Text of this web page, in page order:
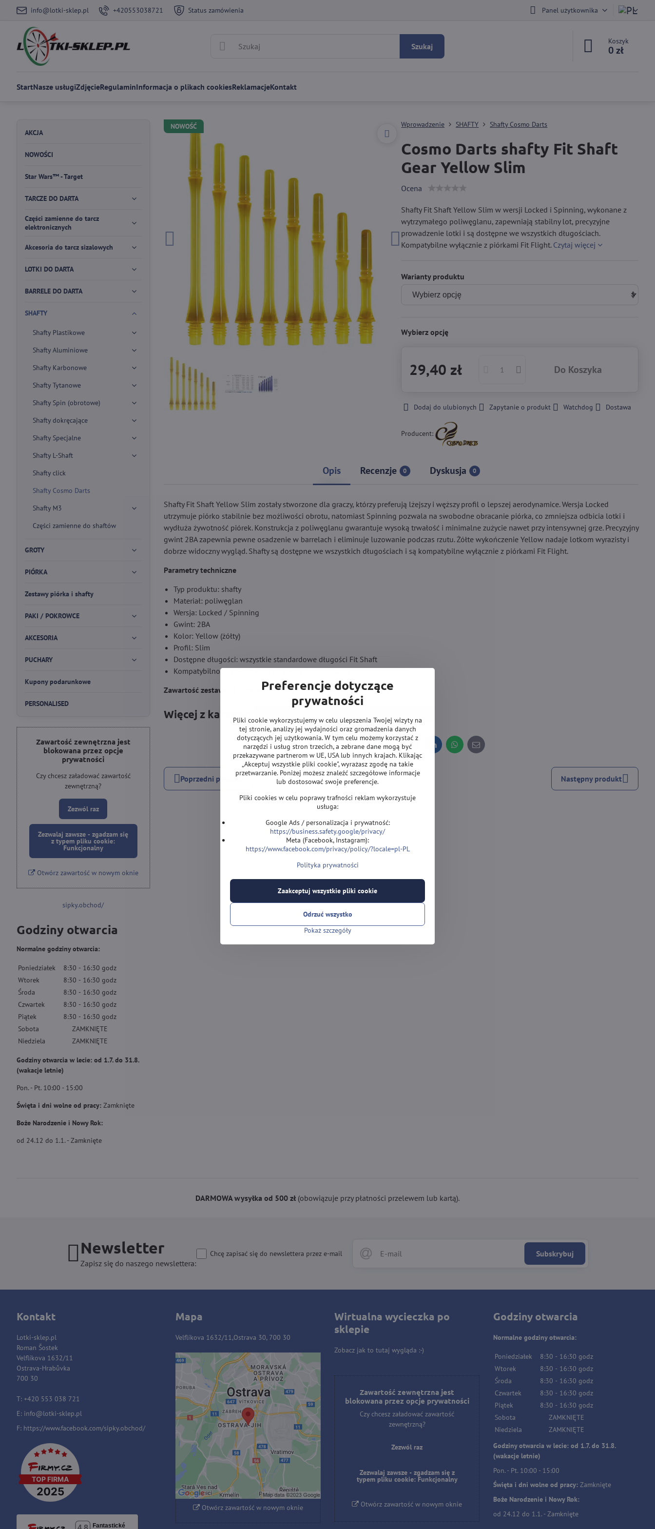
info@lotki-sklep.pl +420553038721 Status zamówienia Panel użytkownika
Szukaj
Koszyk
0 zł
StartNasze usługiZdjęcieRegulaminInformacja o plikach cookiesReklamacjeKontakt
NOWOŚĆ Wprowadzenie SHAFTY Shafty Cosmo Darts
Cosmo Darts shafty Fit Shaft
Gear Yellow Slim
Ocena
Shafty Fit Shaft Yellow Slim w wersji Locked i Spinning, wykonane z
wytrzymałego poliwęglanu, zapewniają stabilny lot, precyzyjne
prowadzenie lotki i są dostępne we wszystkich długościach.
Kompatybilne wyłącznie z piórkami Fit Flight. Czytaj więcej
Warianty produktu
Wybierz opcję
29,40 zł Do Koszyka
Dodaj do ulubionych Zapytanie o produkt Watchdog Dostawa
Producent:
Opis Recenzje 0 Dyskusja 0
Shafty Fit Shaft Yellow Slim zostały stworzone dla graczy, którzy preferują lżejszy i węższy profil o lepszej aerodynamice. Wersja Locked
utrzymuje piórko stabilnie bez możliwości obrotu, natomiast Spinning pozwala na swobodne obracanie piórka, co zmniejsza odbicia lotki i
wydłuża żywotność piórek. Konstrukcja z poliwęglanu gwarantuje wysoką trwałość i minimalne zużycie nawet przy intensywnej grze. Precyzyjny
gwint 2BA zapewnia pewne osadzenie w barrelach i eliminuje luzowanie podczas rzutu. Żółte wykończenie Yellow nadaje lotkom wyrazisty i
dobrze widoczny wygląd. Shafty są dostępne we wszystkich długościach i są kompatybilne wyłącznie z piórkami Fit Flight.
Parametry techniczne
Typ produktu: shafty
Materiał: poliwęglan
Wersja: Locked / Spinning
Gwint: 2BA
Kolor: Yellow (żółty)
Profil: Slim
Dostępne długości: wszystkie standardowe długości Fit Shaft
Kompatybilność: tylko piórka Fit Flight (Cosmo Darts)
Zawartość zestawu:
1× zestaw shaftów Fit Shaft Yellow Slim (3 szt.)
Więcej z kategorii
FacebookTwitterBlueskyPinterestReddit LinkedInWhatsApp
E-
mail
Poprzedni produkt Następny produkt
AKCJA
NOWOŚCI
Star Wars™ - Target
TARCZE DO DARTA
Części zamienne do tarcz
elektronicznych
Akcesoria do tarcz sizalowych
LOTKI DO DARTA
BARRELE DO DARTA
SHAFTY
Shafty Plastikowe
Shafty Aluminiowe
Shafty Karbonowe
Shafty Tytanowe
Shafty Spin (obrotowe)
Shafty dokręcające
Shafty Specjalne
Shafty L-Shaft
Shafty click
Shafty Cosmo Darts
Shafty M3
Części zamienne do shaftów
GROTY
PIÓRKA
Zestawy piórka i shafty
PAKI / POKROWCE
AKCESORIA
PUCHARY
Kupony podarunkowe
PERSONALISED
Zawartość zewnętrzna jest
blokowana przez opcje
prywatności
Czy chcesz załadować zawartość
zewnętrzną?
Zezwól raz
Zezwalaj zawsze - zgadzam się
z typem pliku cookie:
Funkcjonalny
Otwórz zawartość w nowym oknie
sipky.obchod/
Godziny otwarcia
Normalne godziny otwarcia:
Poniedziałek 8:30 - 16:30 godz
Wtorek
8:30 - 16:30 godz
Środa
8:30 - 16:30 godz
Czwartek
8:30 - 16:30 godz
Piątek
8:30 - 16:30 godz
Sobota
ZAMKNIĘTE
Niedziela
ZAMKNIĘTE
Godziny otwarcia w lecie: od 1.7. do 31.8.
(wakacje letnie)
Pon. - Pt. 10:00 - 15:00
Święta i dni wolne od pracy:Zamknięte
Boże Narodzenie i Nowy Rok:
od 24.12 do 1.1. - Zamknięte
DARMOWA wysyłka od 500 zł(obowiązuje przy płatności przelewem lub kartą).
Newsletter
Zapisz się do naszego newslettera:
Subskrybuj
Chcę zapisać się do newslettera przez e-mail
Kontakt
Lotki-sklep.pl
Roman Šostek
Velflíkova 1632/11
Ostrava-Hrabůvka
700 30
T: +420 553 038 721
E: info@lotki-sklep.pl
F: https://www.facebook.com/sipky.obchod/
Mapa
Velflíkova 1632/11,Ostrava 30, 700 30
Zawartość zewnętrzna jest
blokowana przez opcje
prywatności
Czy chcesz załadować zawartość
zewnętrzną?
Zezwól raz
Zezwalaj zawsze - zgadzam się z
typem pliku cookie: Funkcjonalny
Otwórz zawartość w nowym oknie
Wirtualna wycieczka po
sklepie
Zobacz jak to tutaj wygląda :-)
Zawartość zewnętrzna jest
blokowana przez opcje prywatności
Czy chcesz załadować zawartość
zewnętrzną?
Zezwól raz
Zezwalaj zawsze - zgadzam się z
typem pliku cookie: Funkcjonalny
Otwórz zawartość w nowym oknie
Godziny otwarcia
Normalne godziny otwarcia:
Poniedziałek 8:30 - 16:30 godz
Wtorek
8:30 - 16:30 godz
Środa
8:30 - 16:30 godz
Czwartek
8:30 - 16:30 godz
Piątek
8:30 - 16:30 godz
Sobota
ZAMKNIĘTE
Niedziela
ZAMKNIĘTE
Godziny otwarcia w lecie: od 1.7. do 31.8.
(wakacje letnie)
Pon. - Pt. 10:00 - 15:00
Święta i dni wolne od pracy: Zamknięte
Boże Narodzenie i Nowy Rok:
od 24.12 do 1.1. - Zamknięte
Preferencje dotyczące
prywatności
Pliki cookie wykorzystujemy w celu ulepszenia Twojej wizyty na
tej stronie, analizy jej wydajności oraz gromadzenia danych
dotyczących jej użytkowania. W tym celu możemy korzystać z
narzędzi i usług stron trzecich, a zebrane dane mogą być
przekazywane partnerom w UE, USA lub innych krajach. Klikając
„Akceptuj wszystkie pliki cookie", wyrażasz zgodę na takie
przetwarzanie. Poniżej możesz znaleźć szczegółowe informacje
lub dostosować swoje preferencje.
Pliki cookies w celu poprawy trafności reklam wykorzystuje
usługa:
Google Ads / personalizacja i prywatność:
https://business.safety.google/privacy/
Meta (Facebook, Instagram):
https://www.facebook.com/privacy/policy/?locale=pl-PL
Polityka prywatności
Pokaż szczegóły
Zaakceptuj wszystkie pliki cookie
Odrzuć wszystko